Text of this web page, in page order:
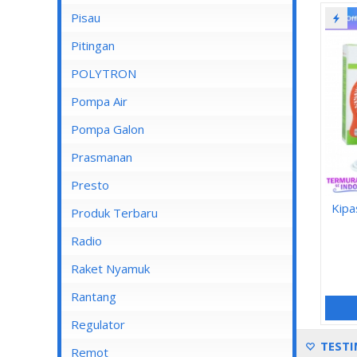
Lampu Spotlight
Pisau
Pitingan
POLYTRON
Pompa Air
Pompa Air Panasonic
Pompa Air Shimizu
Pompa Galon
Prasmanan
Presto
Produk Terbaru
Radio
Raket Nyamuk
Rantang
Regulator
Remot